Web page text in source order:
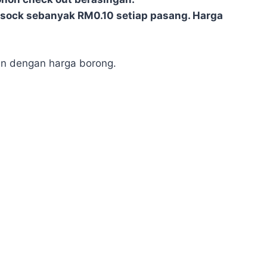
sebanyak RM0.10 setiap pasang. Harga
dengan harga borong.